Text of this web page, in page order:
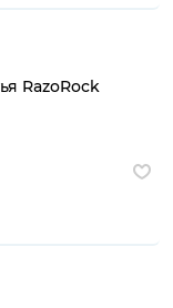
RazoRock